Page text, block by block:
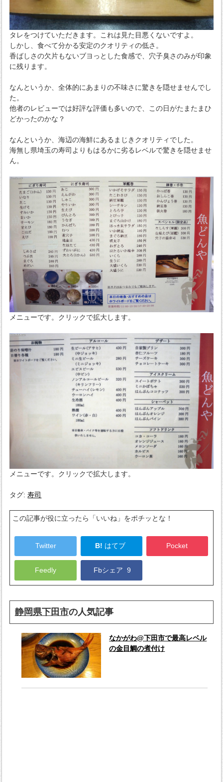
タレをつけていただきます。これは見た目悪くないですよ。
しかし、食べて分かる安定のクオリティの低さ。
香ばしさの欠片もないブヨっとした食感で、穴子臭さのみが印象
に残ります。
なんというか、全体的にあまりの不味さに驚きを隠せませんでし
た。
他者のレビューでは好評な評価も多いので、この日がたまたまひ
どかったのかな？
なんというか、海辺の海鮮にあるまじきクオリティでした。
海無し県埼玉の寿司よりもはるかに劣るレベルで驚きを隠せませ
ん。
メニューです。クリックで拡大します。
メニューです。クリックで拡大します。
タグ:寿司
この記事が役に立ったら「いいね」をポチッとな！
Twitter B! はてブ Pocket
Feedly Fbシェア9
静岡県下田市の人気記事
なかがわ@下田市で最高レベル
の金目鯛の煮付け